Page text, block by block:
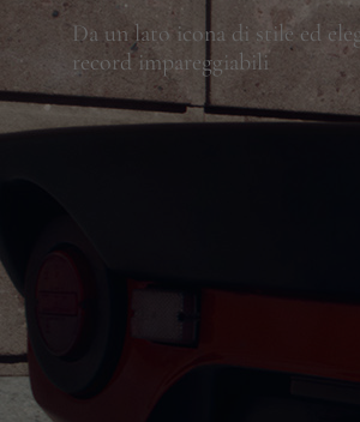
Da un lato icona di stile ed
record impareggiabili